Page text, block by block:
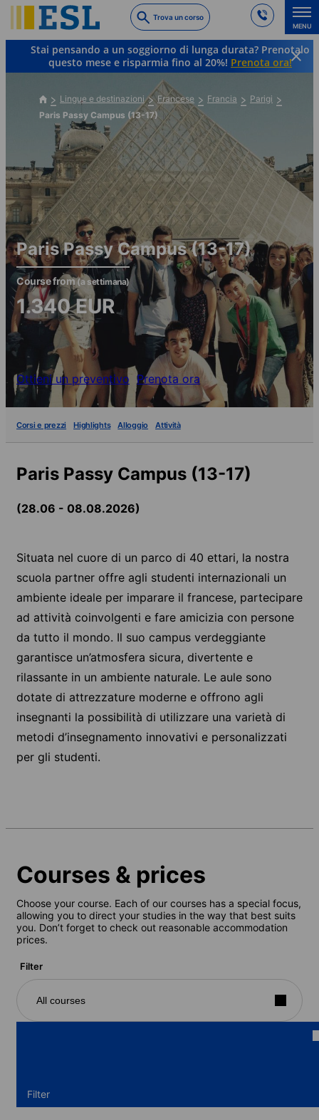
to
main
content
Trova un corso
MENU
Stai pensando a un soggiorno di lunga durata? Prenotalo
questo mese e risparmia fino al 20%! Prenota ora!
Lingue e destinazioni Francese Francia
Parigi
Paris Passy Campus (13-17)
Paris Passy Campus (13-17)
Course from(a settimana)
1.340EUR
Ottieni un preventivo Prenota ora
Corsi e prezzi Highlights Alloggio Attività
Paris Passy Campus (13-17)
(28.06 - 08.08.2026)
Situata nel cuore di un parco di 40 ettari, la nostra
scuola partner offre agli studenti internazionali un
ambiente ideale per imparare il francese, partecipare
ad attività coinvolgenti e fare amicizia con persone
da tutto il mondo. Il suo campus verdeggiante
garantisce un’atmosfera sicura, divertente e
rilassante in un ambiente naturale. Le aule sono
dotate di attrezzature moderne e offrono agli
insegnanti la possibilità di utilizzare una varietà di
metodi d’insegnamento innovativi e personalizzati
per gli studenti.
Courses & prices
Choose your course. Each of our courses has a special focus,
allowing you to direct your studies in the way that best suits
you. Don’t forget to check out reasonable accommodation
prices.
Filter
All courses
Filter